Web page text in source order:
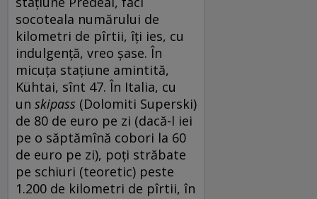
socoteala numărului de
kilometri de pîrtii, îți ies, cu
indulgență, vreo șase. În
micuța stațiune amintită,
Kühtai, sînt 47. În Italia, cu
un skipass (Dolomiti Superski)
de 80 de euro pe zi (dacă-l iei
pe o săptămînă cobori la 60
de euro pe zi), poți străbate
pe schiuri (teoretic) peste
1.200 de kilometri de pîrtii, în